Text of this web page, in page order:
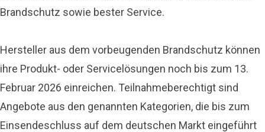
Brandschutz sowie bester Service.
Hersteller aus dem vorbeugenden Brandschutz können
ihre Produkt- oder Servicelösungen noch bis zum 13.
Februar 2026 einreichen. Teilnahmeberechtigt sind
Angebote aus den genannten Kategorien, die bis zum
Einsendeschluss auf dem deutschen Markt eingeführt